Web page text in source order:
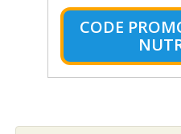
CODE